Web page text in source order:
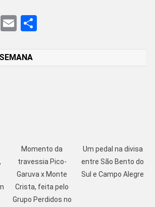
EmailShare
Momento da
travessia Pico-
Garuva x Monte
Crista, feita pelo
Grupo Perdidos no
Um pedal na divisa
entre São Bento do
Sul e Campo Alegre